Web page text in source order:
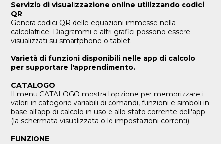
Servizio di visualizzazione online utilizzando codici
QR
Genera codici QR delle equazioni immesse nella
calcolatrice. Diagrammi e altri grafici possono essere
visualizzati su smartphone o tablet.
Varietà di funzioni disponibili nelle app di calcolo
per supportare l'apprendimento.
CATALOGO
Il menu CATALOGO mostra l'opzione per memorizzare i
valori in categorie variabili di comandi, funzioni e simboli in
base all'app di calcolo in uso e allo stato corrente dell'app
(la schermata visualizzata o le impostazioni correnti).
FUNZIONE